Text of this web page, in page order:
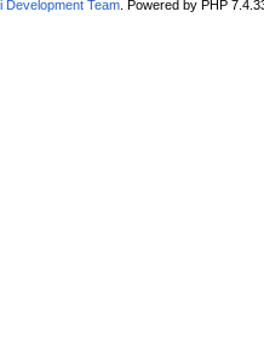
Development Team. Powered by PHP